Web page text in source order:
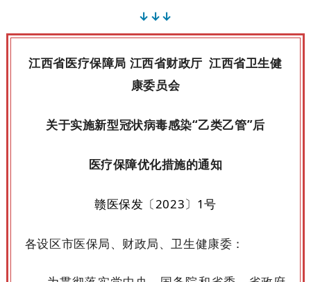
↓↓↓
江西省医疗保障局 江西省财政厅 江西省卫生健
康委员会
关于实施新型冠状病毒感染“乙类乙管”后
医疗保障优化措施的通知
赣医保发〔2023〕1号
各设区市医保局、财政局、卫生健康委：